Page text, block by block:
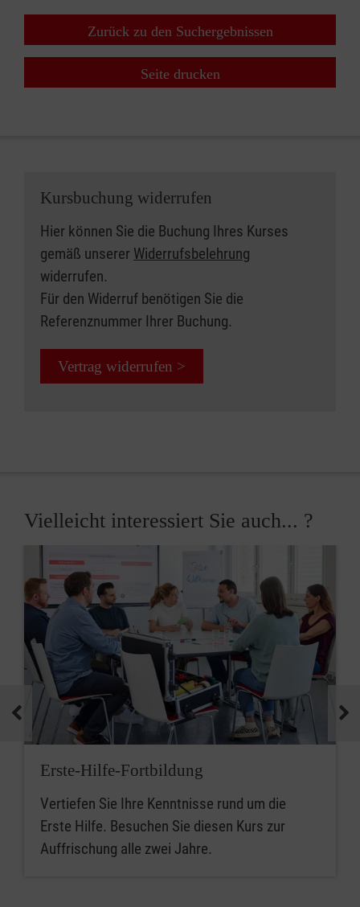
Zurück zu den Suchergebnissen
Seite drucken
Kursbuchung widerrufen
Hier können Sie die Buchung Ihres Kurses
gemäß unserer Widerrufsbelehrung
widerrufen.
Für den Widerruf benötigen Sie die
Referenznummer Ihrer Buchung.
Vertrag widerrufen >
Vielleicht interessiert Sie auch... ?
Erste-Hilfe-Fortbildung
Vertiefen Sie Ihre Kenntnisse rund um die
Erste Hilfe. Besuchen Sie diesen Kurs zur
Auffrischung alle zwei Jahre.